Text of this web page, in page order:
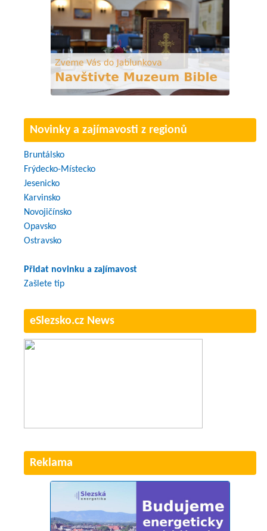
Novinky a zajímavosti z regionů
Bruntálsko
Frýdecko-Místecko
Jesenicko
Karvinsko
Novojičínsko
Opavsko
Ostravsko
Přidat novinku a zajímavost
Zašlete tip
eSlezsko.cz News
Reklama